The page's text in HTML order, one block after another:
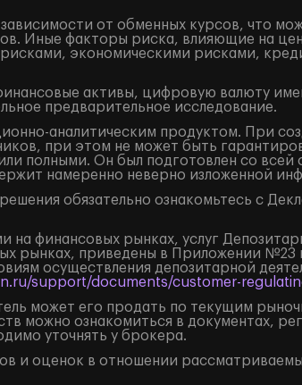
от обменных курсов, что
Иные факторы риска, влияющие на
экономическими рисками,
активы, цифровую валюту
предварительное исследование.
аналитическим продуктом. При
при этом не может быть
полными. Он был подготовлен со
намеренно неверно изложенной
обязательно ознакомьтесь с
финансовых рынках, услуг
рынках, приведены в Приложении №23
осуществления депозитарной
support/documents/customer-
может его продать по текущим
можно ознакомиться в документах,
уточнять у брокера.
и оценок в отношении